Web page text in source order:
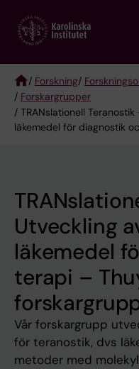
main
Breadcrumb
/ Forskning/
/ Forskargrupper
/ TRANslationell
läkemedel för diagnostik
Utveckling
läkemedel
terapi –
Vår forskargrupp
för teranostik, dvs
metoder med